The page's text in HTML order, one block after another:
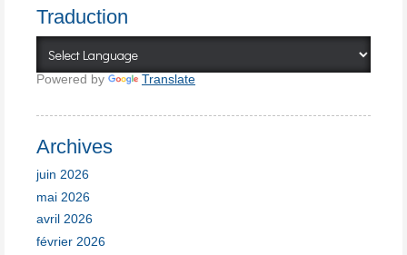
Traduction
Powered by Translate
Archives
juin 2026
mai 2026
avril 2026
février 2026